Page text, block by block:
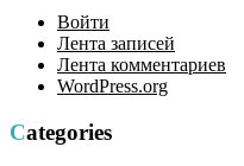
Войти
Лента записей
Лента комментариев
WordPress.org
Categories